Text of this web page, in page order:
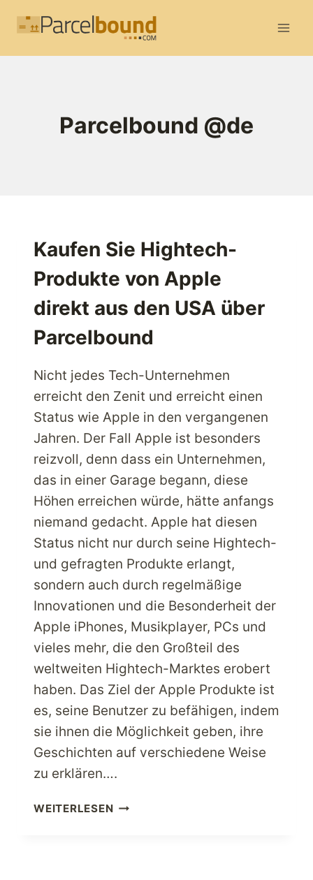
Inhalt
Parcelbound @de
Kaufen Sie Hightech-
Produkte von Apple
direkt aus den USA über
Parcelbound
Nicht jedes Tech-Unternehmen
erreicht den Zenit und erreicht einen
Status wie Apple in den vergangenen
Jahren. Der Fall Apple ist besonders
reizvoll, denn dass ein Unternehmen,
das in einer Garage begann, diese
Höhen erreichen würde, hätte anfangs
niemand gedacht. Apple hat diesen
Status nicht nur durch seine Hightech-
und gefragten Produkte erlangt,
sondern auch durch regelmäßige
Innovationen und die Besonderheit der
Apple iPhones, Musikplayer, PCs und
vieles mehr, die den Großteil des
weltweiten Hightech-Marktes erobert
haben. Das Ziel der Apple Produkte ist
es, seine Benutzer zu befähigen, indem
sie ihnen die Möglichkeit geben, ihre
Geschichten auf verschiedene Weise
zu erklären….
WEITERLESENKAUFEN